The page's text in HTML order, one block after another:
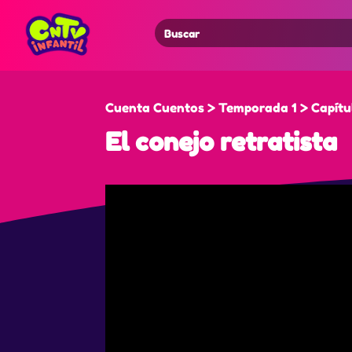
Search
for:
Cuenta Cuentos > Temporada 1 >
El conejo retratista